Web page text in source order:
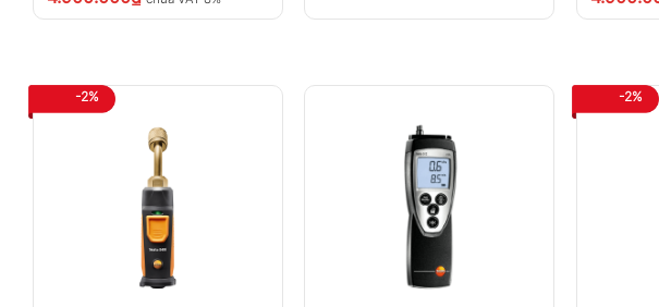
-2% -2%